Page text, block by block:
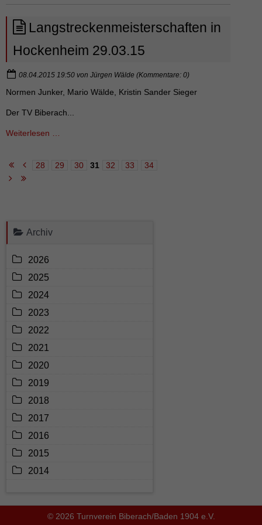
Rheinzabern
Langstreckenmeisterschaften in
Hockenheim 29.03.15
08.04.2015 19:50 von Jürgen Wälde (Kommentare: 0)
Normen Junker, Mario Wälde, Kristin Sander Sieger
Der TV Biberach...
Weiterlesen …
28 29 30 31 32 33 34
Archiv
2026
2025
2024
2023
2022
2021
2020
2019
2018
2017
2016
2015
2014
© 2026 Turnverein Biberach/Baden 1904 e.V.